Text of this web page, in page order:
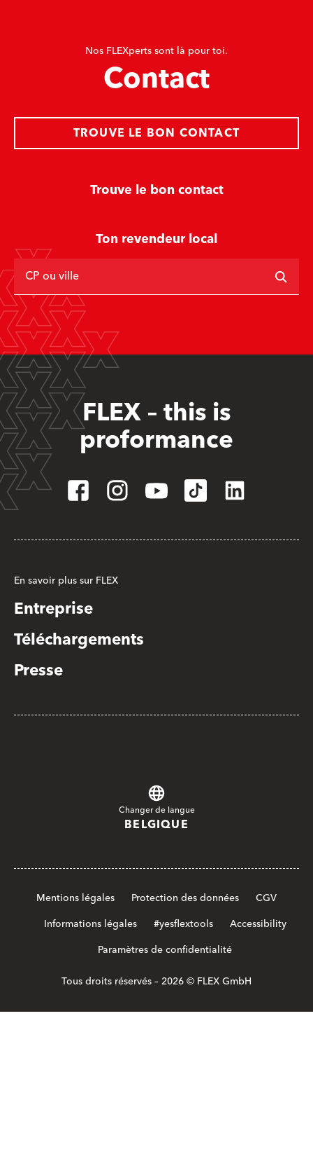
Nos FLEXperts sont là pour toi.
Contact
Trouve le bon contact
TROUVE LE BON CONTACT
Ton revendeur local
CP ou ville
FLEX – this is
proformance
En savoir plus sur FLEX
Entreprise
Téléchargements
Presse
Changer de langue
BELGIQUE
Mentions légales Protection des données
CGV
Informations légales
#yesflextools
Accessibility
Paramètres de confidentialité
Tous droits réservés – 2026 © FLEX GmbH